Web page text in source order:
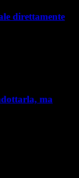
direttamente
ma